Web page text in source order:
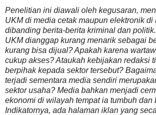
Penelitian ini diawali oleh kegusaran,
UKM di media cetak maupun elektronik
dibanding berita-berita kriminal dan
UKM dianggap kurang menarik sebagai
kurang bisa dijual? Apakah karena
cukup akses? Ataukah kebijakan redaksi
berpihak kepada sektor tersebut?
terjadi sementara media sendiri
sektor usaha? Media bahkan menjadi
ekonomi di wilayah tempat ia tumbuh dan
Indikatornya, ada halaman iklan yang